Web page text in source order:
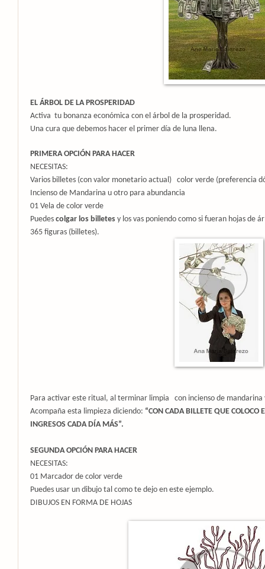
EL ÁRBOL DE LA PROSPERIDAD
Activa tu bonanza económica con el árbol de la prosperidad.
Una cura que debemos hacer el primer día de luna llena.
PRIMERA OPCIÓN PARA HACER
NECESITAS:
Varios billetes (con valor monetario actual)
color verde (preferencia
Incienso de Mandarina u otro para abundancia
01 Vela de color verde
Puedes colgar los billetes y los vas poniendo como si fueran hojas de
365 figuras (billetes).
Para activar este ritual, al terminar limpia
con incienso de
Acompaña esta limpieza diciendo: “CON CADA BILLETE QUE COLOCO
INGRESOS CADA DÍA MÁS”.
SEGUNDA OPCIÓN PARA HACER
NECESITAS:
01 Marcador de color verde
Puedes usar un dibujo tal como te dejo en este ejemplo.
DIBUJOS EN FORMA DE HOJAS